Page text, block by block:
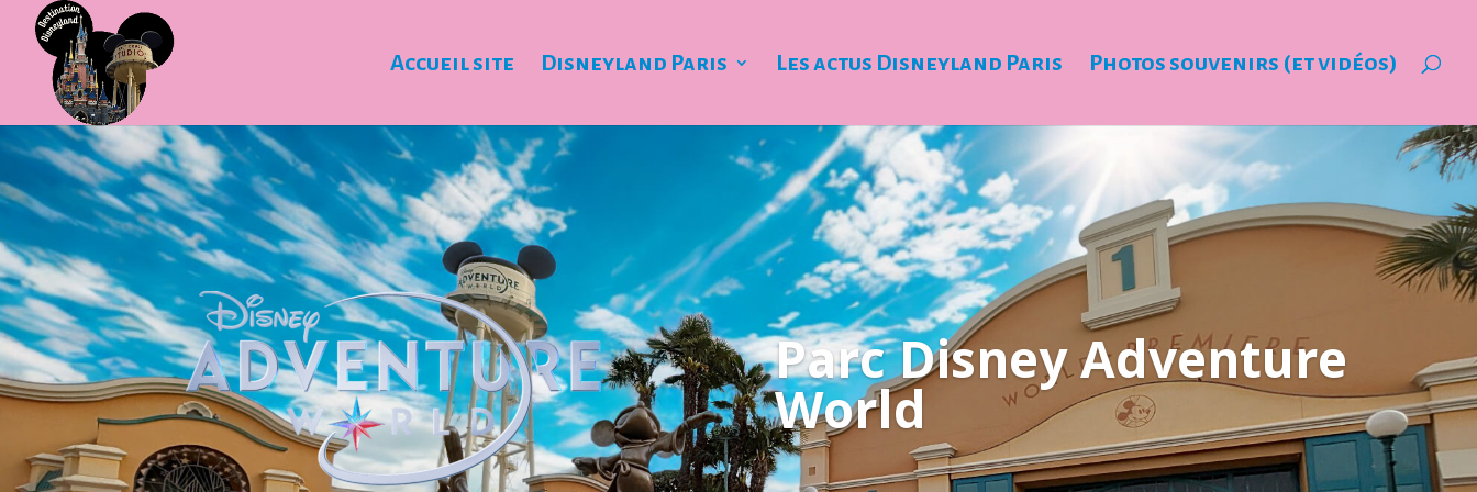
Accueil site Disneyland Paris Les actus Disneyland Paris Photos souvenirs (et vidéos)
Parc Disney Adventure
World